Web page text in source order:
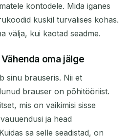
kontodele. Mida iganes
kuskil turvalises kohas.
välja, kui kaotad seadme.
oma jälge
sinu brauseris. Nii et
brauser on põhitööriist.
mis on vaikimisi sisse
ja head
sa selle seadistad, on